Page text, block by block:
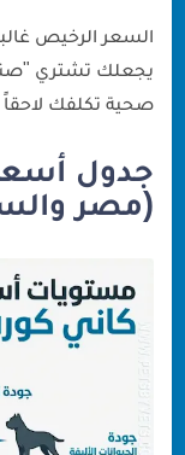
السعر الرخيص
يجعلك تشتري
صحية تكلفك لاحقاً
(مصر